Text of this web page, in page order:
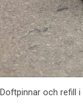
Doftpinnar och refill i